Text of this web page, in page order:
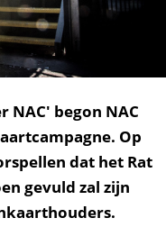
NAC' begon NAC
Op
dat het Rat
gevuld zal zijn